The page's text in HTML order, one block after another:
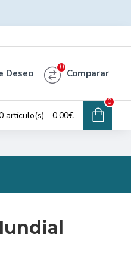
Deseo Comparar
0
artículo(s) - 0.00€
0